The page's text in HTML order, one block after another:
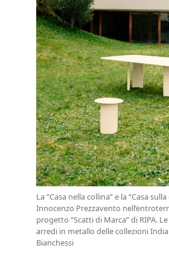
La “Casa nella collina” e la “Casa
Innocenzo Prezzavento
progetto “Scatti di Marca” di RIPA.
arredi in metallo delle collezioni
Bianchessi